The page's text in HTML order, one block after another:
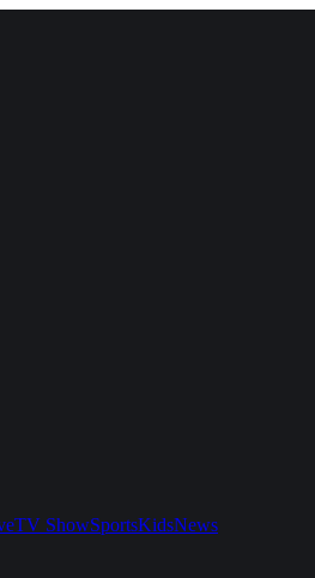
TV ShowSportsKidsNews